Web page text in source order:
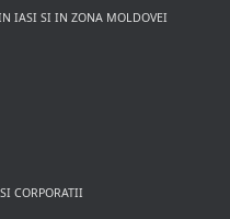
IN IASI SI IN ZONA MOLDOVEI
CORPORATII